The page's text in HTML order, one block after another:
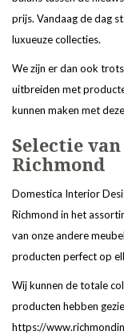
prijs. Vandaag de dag
luxueuze collecties.
We zijn er dan ook
uitbreiden met
kunnen maken met
Selectie
Richmond
Domestica Interior
Richmond in het
van onze andere
producten perfect op
Wij kunnen de totale
producten hebben
https://